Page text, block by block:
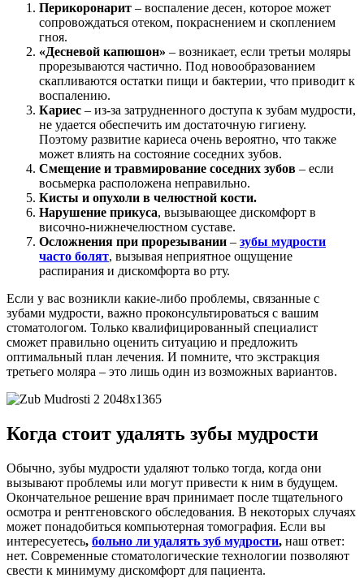
Перикоронарит – воспаление десен, которое может
сопровождаться отеком, покраснением и скоплением
гноя.
«Десневой капюшон» – возникает, если третьи моляры
прорезываются частично. Под новообразованием
скапливаются остатки пищи и бактерии, что приводит к
воспалению.
Кариес – из-за затрудненного доступа к зубам мудрости,
не удается обеспечить им достаточную гигиену.
Поэтому развитие кариеса очень вероятно, что также
может влиять на состояние соседних зубов.
Смещение и травмирование соседних зубов – если
восьмерка расположена неправильно.
Кисты и опухоли в челюстной кости.
Нарушение прикуса, вызывающее дискомфорт в
височно-нижнечелюстном суставе.
Осложнения при прорезывании – зубы мудрости
часто болят, вызывая неприятное ощущение
распирания и дискомфорта во рту.
Если у вас возникли какие-либо проблемы, связанные с
зубами мудрости, важно проконсультироваться с вашим
стоматологом. Только квалифицированный специалист
сможет правильно оценить ситуацию и предложить
оптимальный план лечения. И помните, что экстракция
третьего моляра – это лишь один из возможных вариантов.
Когда стоит удалять зубы мудрости
Обычно, зубы мудрости удаляют только тогда, когда они
вызывают проблемы или могут привести к ним в будущем.
Окончательное решение врач принимает после тщательного
осмотра и рентгеновского обследования. В некоторых случаях
может понадобиться компьютерная томография. Если вы
интересуетесь, больно ли удалять зуб мудрости, наш ответ:
нет. Современные стоматологические технологии позволяют
свести к минимуму дискомфорт для пациента.